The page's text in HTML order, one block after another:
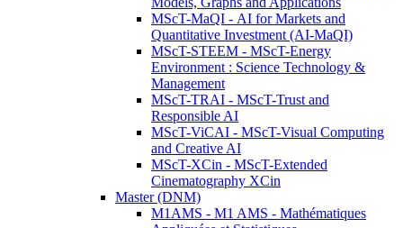
MScT-MaQI - AI for Markets and
Quantitative Investment (AI-MaQI)
MScT-STEEM - MScT-Energy
Environment : Science Technology &
Management
MScT-TRAI - MScT-Trust and
Responsible AI
MScT-ViCAI - MScT-Visual Computing
and Creative AI
MScT-XCin - MScT-Extended
Cinematography XCin
Master (DNM)
M1AMS - M1 AMS - Mathématiques